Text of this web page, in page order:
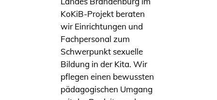
KoKiB-Projekt beraten
wir Einrichtungen und
Fachpersonal zum
Schwerpunkt sexuelle
Bildung in der Kita. Wir
pflegen einen bewussten
pädagogischen Umgang